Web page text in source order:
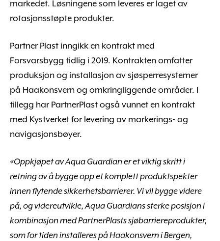
markedet. Løsningene som leveres er laget av
rotasjonsstøpte produkter.
Partner Plast inngikk en kontrakt med
Forsvarsbygg tidlig i 2019. Kontrakten omfatter
produksjon og installasjon av sjøsperresystemer
på Haakonsvern og omkringliggende områder. I
tillegg har PartnerPlast også vunnet en kontrakt
med Kystverket for levering av markerings- og
navigasjonsbøyer.
«Oppkjøpet av Aqua Guardian er et viktig skritt i
retning av å bygge opp et komplett produktspekter
innen flytende sikkerhetsbarrierer. Vi vil bygge videre
på, og videreutvikle, Aqua Guardians sterke posisjon i
kombinasjon med PartnerPlasts sjøbarriereprodukter,
som for tiden installeres på Haakonsvern i Bergen,